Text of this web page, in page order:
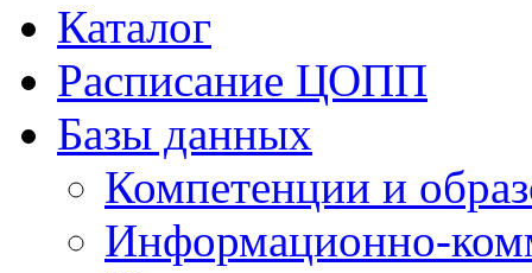
Каталог
Расписание ЦОПП
Базы данных
Компетенции и
Информационно-